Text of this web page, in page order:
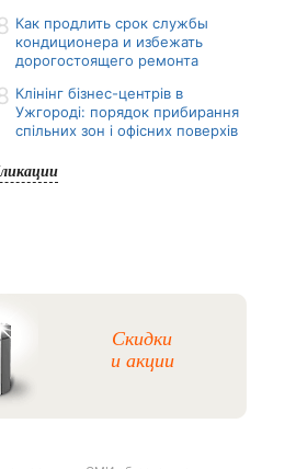
Как продлить срок службы
кондиционера и избежать
дорогостоящего ремонта
Клінінг бізнес-центрів в
Ужгороді: порядок прибирання
спільних зон і офісних поверхів
Скидки
и акции